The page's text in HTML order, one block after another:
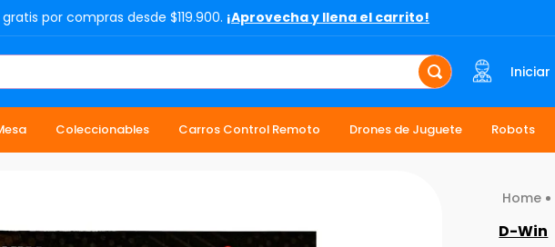
gratis por compras desde $119.900. ¡Aprovecha y llena el carrito!
Iniciar
Coleccionables Carros Control Remoto Drones de Juguete Robots
D-Win